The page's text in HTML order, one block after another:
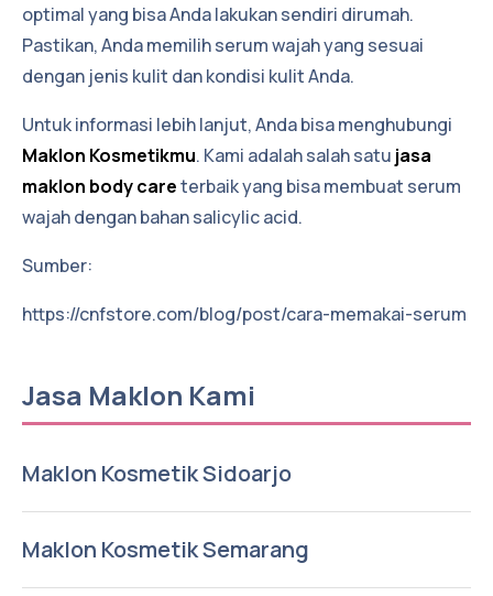
optimal yang bisa Anda lakukan sendiri dirumah.
Pastikan, Anda memilih serum wajah yang sesuai
dengan jenis kulit dan kondisi kulit Anda.
Untuk informasi lebih lanjut, Anda bisa menghubungi
Maklon Kosmetikmu. Kami adalah salah satu jasa
maklon body careterbaik yang bisa membuat serum
wajah dengan bahan salicylic acid.
Sumber:
https://cnfstore.com/blog/post/cara-memakai-serum
Jasa Maklon Kami
Maklon Kosmetik Sidoarjo
Maklon Kosmetik Semarang